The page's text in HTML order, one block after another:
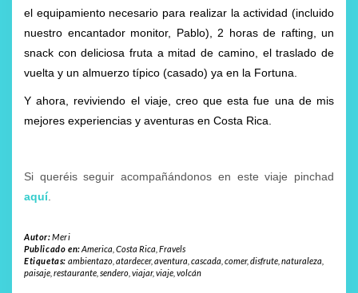
el equipamiento necesario para realizar la actividad (incluido
nuestro encantador monitor, Pablo), 2 horas de rafting, un
snack con deliciosa fruta a mitad de camino, el traslado de
vuelta y un almuerzo típico (casado) ya en la Fortuna.
Y ahora, reviviendo el viaje, creo que esta fue una de mis
mejores experiencias y aventuras en Costa Rica.
Si queréis seguir acompañándonos en este viaje pinchad
aquí.
Autor:Meri
Publicado en:America ,Costa Rica ,Fravels
Etiquetas: ambientazo, atardecer, aventura cascada comer, disfrute, naturaleza
paisaje restaurante sendero viajar, viaje volcán